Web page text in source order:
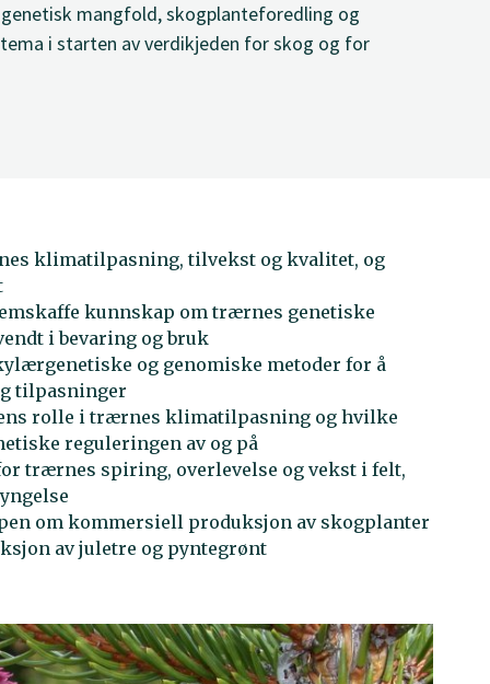
mangfold, skogplanteforedling og
i starten av verdikjeden for skog og for
klimatilpasning, tilvekst og kvalitet, og
kunnskap om trærnes genetiske
i bevaring og bruk
og genomiske metoder for å
tilpasninger
rolle i trærnes klimatilpasning og hvilke
reguleringen av og på
trærnes spiring, overlevelse og vekst i felt,
om kommersiell produksjon av skogplanter
av juletre og pyntegrønt